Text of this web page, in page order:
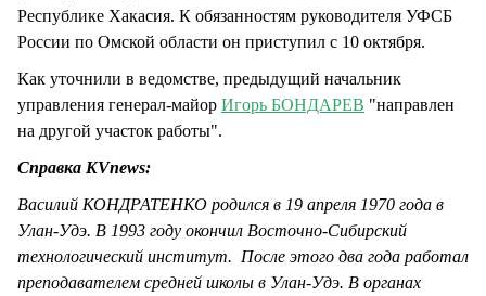
Республике Хакасия. К обязанностям руководителя УФСБ
России по Омской области он приступил с 10 октября.
Как уточнили в ведомстве, предыдущий начальник
управления генерал-майор Игорь БОНДАРЕВ "направлен
на другой участок работы".
Справка KVnews:
Василий КОНДРАТЕНКО родился в 19 апреля 1970 года в
Улан-Удэ. В 1993 году окончил Восточно-Сибирский
технологический институт. После этого два года работал
преподавателем средней школы в Улан-Удэ. В органах